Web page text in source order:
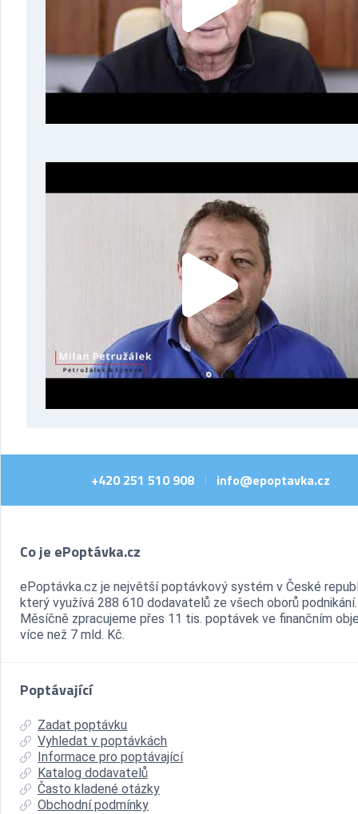
+420 251 510 908 info@epoptavka.cz
Co je ePoptávka.cz
ePoptávka.cz je největší poptávkový systém v České
který využívá 288 610 dodavatelů ze všech oborů podnikání.
Měsíčně zpracujeme přes 11 tis. poptávek ve finančním
více než 7 mld. Kč.
Poptávající
Zadat poptávku
Vyhledat v poptávkách
Informace pro poptávající
Katalog dodavatelů
Často kladené otázky
Obchodní podmínky